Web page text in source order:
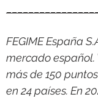
FEGIME España
mercado español.
más de 150
en 24 países. En